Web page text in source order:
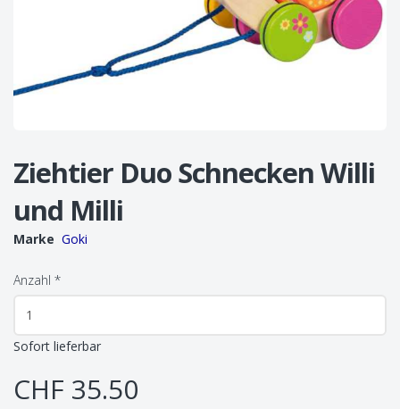
Ziehtier Duo Schnecken Willi
und Milli
Marke Goki
Anzahl *
Sofort lieferbar
CHF 35.50